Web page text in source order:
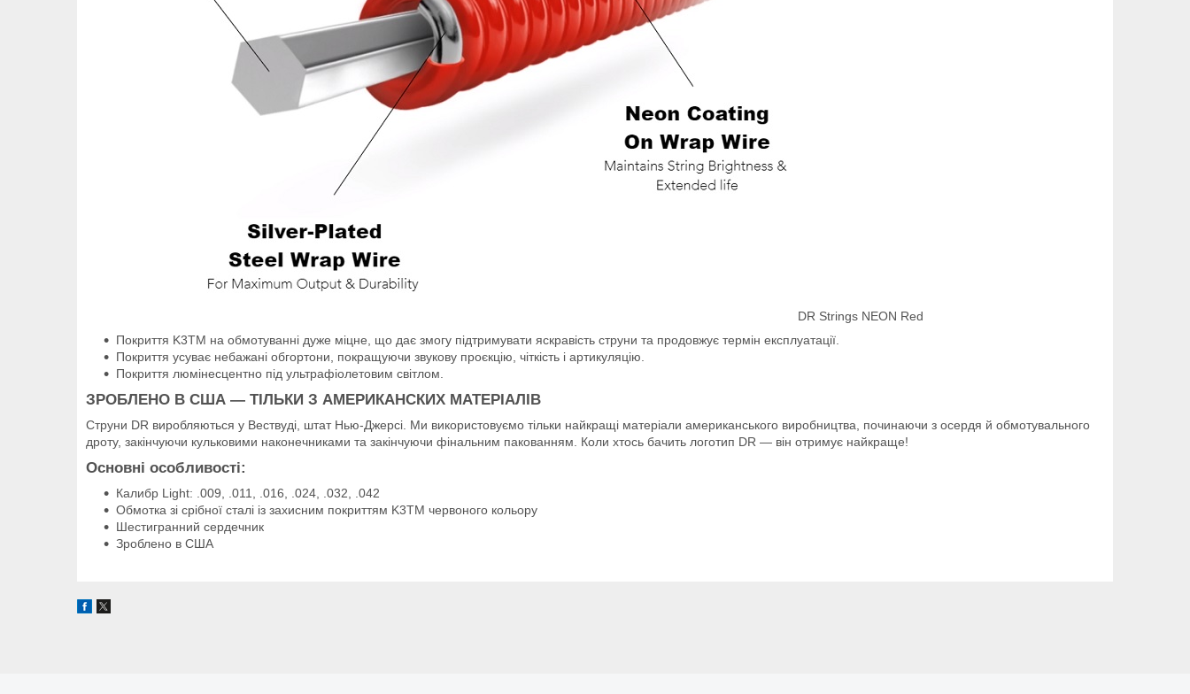
DR Strings NEON Red
Покриття K3TM на обмотуванні дуже міцне, що дає змогу підтримувати яскравість струни та продовжує термін експлуатації.
Покриття усуває небажані обгортони, покращуючи звукову проєкцію, чіткість і артикуляцію.
Покриття люмінесцентно під ультрафіолетовим світлом.
ЗРОБЛЕНО В США — ТІЛЬКИ З АМЕРИКАНСКИХ МАТЕРІАЛІВ
Струни DR виробляються у Вествуді, штат Нью-Джерсі. Ми використовуємо тільки найкращі матеріали американського виробництва, починаючи з осердя й обмотувального
дроту, закінчуючи кульковими наконечниками та закінчуючи фінальним пакованням. Коли хтось бачить логотип DR — він отримує найкраще!
Основні особливості:
Калибр Light: .009, .011, .016, .024, .032, .042
Обмотка зі срібної сталі із захисним покриттям K3TM червоного кольору
Шестигранний сердечник
Зроблено в США